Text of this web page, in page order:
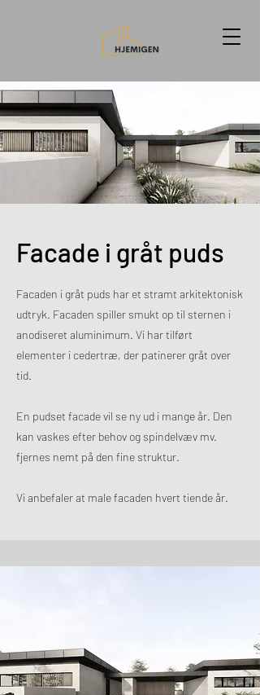
Facade i gråt puds
Facaden i gråt puds har et stramt arkitektonisk
udtryk. Facaden spiller smukt op til sternen i
anodiseret aluminimum. Vi har tilført
elementer i cedertræ, der patinerer gråt over
tid.
En pudset facade vil se ny ud i mange år. Den
kan vaskes efter behov og spindelvæv mv.
fjernes nemt på den fine struktur.
Vi anbefaler at male facaden hvert tiende år.